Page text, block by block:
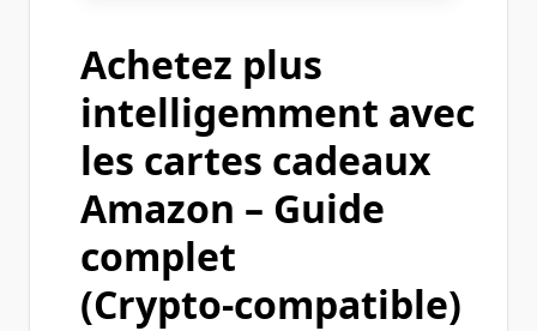
Achetez plus
intelligemment avec
les cartes cadeaux
Amazon – Guide
complet
(Crypto‑compatible)